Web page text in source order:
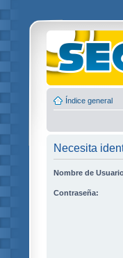
Índice general
Necesita
Nombre de
Contraseña: